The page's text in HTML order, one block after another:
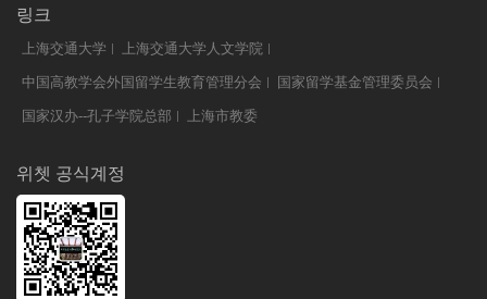
링크
上海交通大学 上海交通大学人文学院
中国高教学会外国留学生教育管理分会 国家留学基金管理委员会
国家汉办--孔子学院总部 上海市教委
위쳇 공식계정